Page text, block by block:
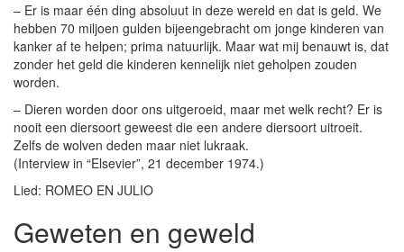
– Er is maar één ding absoluut in deze wereld en dat is geld. We
hebben 70 miljoen gulden bijeengebracht om jonge kinderen van
kanker af te helpen; prima natuurlijk. Maar wat mij benauwt is, dat
zonder het geld die kinderen kennelijk niet geholpen zouden
worden.
– Dieren worden door ons uitgeroeid, maar met welk recht? Er is
nooit een diersoort geweest die een andere diersoort uitroeit.
Zelfs de wolven deden maar niet lukraak.
(Interview in “Elsevier”, 21 december 1974.)
Lied: ROMEO EN JULIO
Geweten en geweld